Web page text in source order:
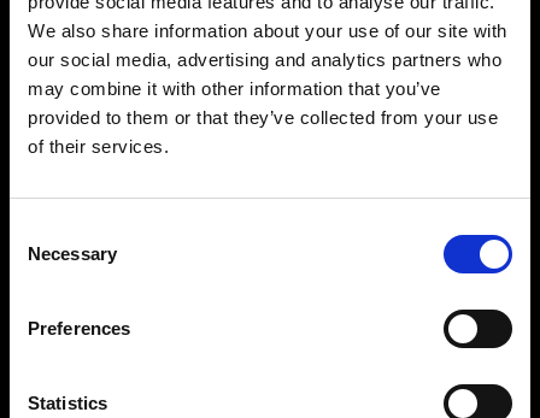
We also share information about your use of our site with
our social media, advertising and analytics partners who
may combine it with other information that you’ve
provided to them or that they’ve collected from your use
of their services.
Selection
Necessary
Preferences
Statistics